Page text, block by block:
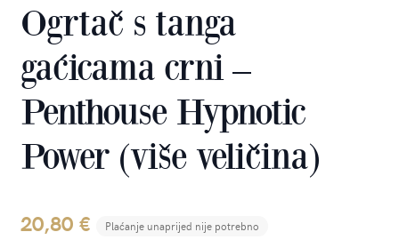
Ogrtač s tanga
gaćicama crni –
Penthouse Hypnotic
Power (više veličina)
20,80 € Plaćanje unaprijed nije potrebno